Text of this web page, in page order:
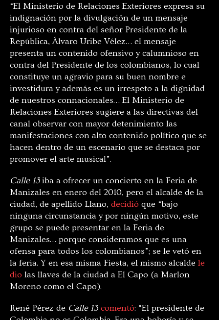
“El Ministerio de Relaciones Exteriores expresa su
indignación por la divulgación de un mensaje
injurioso en contra del señor Presidente de la
República, Álvaro Uribe Vélez… el mensaje
presenta un contenido ofensivo y calumnioso en
contra del Presidente de los colombianos, lo cual
constituye un agravio para su buen nombre e
investidura y además es un irrespeto a la dignidad
de nuestros connacionales… El Ministerio de
Relaciones Exteriores sugiere a las directivas del
canal observar con mayor detenimiento las
manifestaciones con alto contenido político que se
hacen dentro de un escenario que se destaca por
promover el arte musical”.
Calle 13iba a ofrecer un concierto en la Feria de
Manizales en enero del 2010, pero el alcalde de la
ciudad, de apellido Llano, decidió que “bajo
ninguna circunstancia y por ningún motivo, este
grupo se puede presentar en la Feria de
Manizales… porque consideramos que es una
ofensa para todos los colombianos”; se le vetó en
la feria. Y en esa misma Fiesta, el mismo alcalde le
dio las llaves de la ciudad a El Capo (a Marlon
Moreno como el Capo).
René Pérez de Calle 13 comentó: “El presidente de